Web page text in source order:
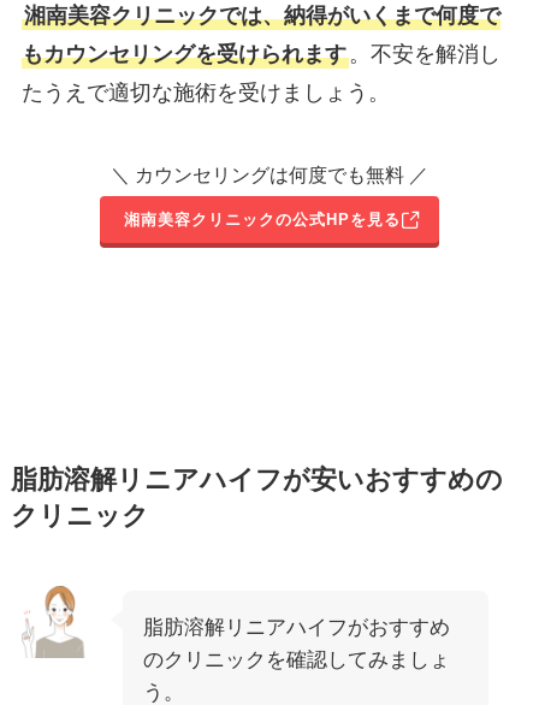
湘南美容クリニックでは、納得がいくまで何度で
もカウンセリングを受けられます。不安を解消し
たうえで適切な施術を受けましょう。
＼ カウンセリングは何度でも無料 ／
湘南美容クリニックの公式HPを見る
脂肪溶解リニアハイフが安いおすすめの
クリニック
脂肪溶解リニアハイフがおすすめ
のクリニックを確認してみましょ
う。